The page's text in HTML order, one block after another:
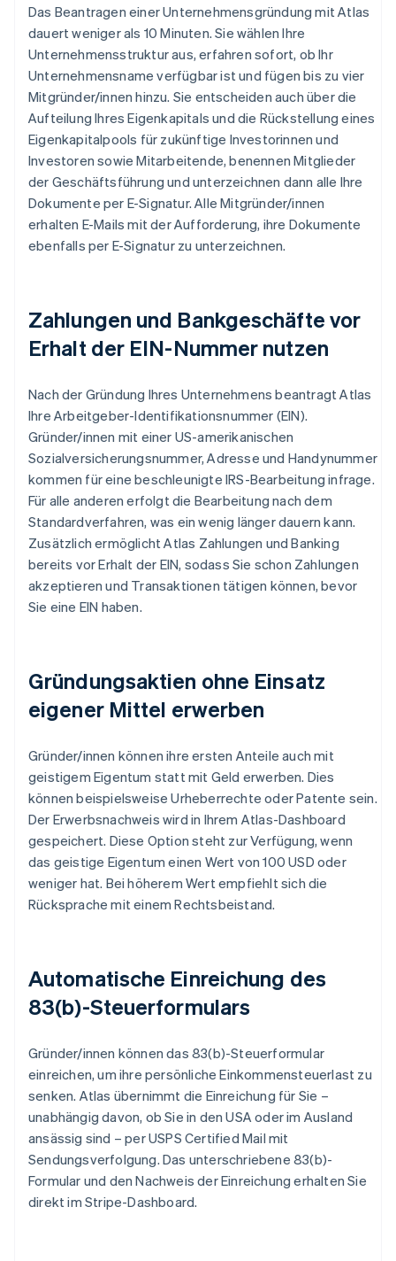
Das Beantragen einer Unternehmensgründung mit Atlas
dauert weniger als 10 Minuten. Sie wählen Ihre
Unternehmensstruktur aus, erfahren sofort, ob Ihr
Unternehmensname verfügbar ist und fügen bis zu vier
Mitgründer/innen hinzu. Sie entscheiden auch über die
Aufteilung Ihres Eigenkapitals und die Rückstellung eines
Eigenkapitalpools für zukünftige Investorinnen und
Investoren sowie Mitarbeitende, benennen Mitglieder
der Geschäftsführung und unterzeichnen dann alle Ihre
Dokumente per E-Signatur. Alle Mitgründer/innen
erhalten E-Mails mit der Aufforderung, ihre Dokumente
ebenfalls per E-Signatur zu unterzeichnen.
Zahlungen und Bankgeschäfte vor
Erhalt der EIN-Nummer nutzen
Nach der Gründung Ihres Unternehmens beantragt Atlas
Ihre Arbeitgeber-Identifikationsnummer (EIN).
Gründer/innen mit einer US-amerikanischen
Sozialversicherungsnummer, Adresse und Handynummer
kommen für eine beschleunigte IRS-Bearbeitung infrage.
Für alle anderen erfolgt die Bearbeitung nach dem
Standardverfahren, was ein wenig länger dauern kann.
Zusätzlich ermöglicht Atlas Zahlungen und Banking
bereits vor Erhalt der EIN, sodass Sie schon Zahlungen
akzeptieren und Transaktionen tätigen können, bevor
Sie eine EIN haben.
Gründungsaktien ohne Einsatz
eigener Mittel erwerben
Gründer/innen können ihre ersten Anteile auch mit
geistigem Eigentum statt mit Geld erwerben. Dies
können beispielsweise Urheberrechte oder Patente sein.
Der Erwerbsnachweis wird in Ihrem Atlas-Dashboard
gespeichert. Diese Option steht zur Verfügung, wenn
das geistige Eigentum einen Wert von 100 USD oder
weniger hat. Bei höherem Wert empfiehlt sich die
Rücksprache mit einem Rechtsbeistand.
Automatische Einreichung des
83(b)-Steuerformulars
Gründer/innen können das 83(b)-Steuerformular
einreichen, um ihre persönliche Einkommensteuerlast zu
senken. Atlas übernimmt die Einreichung für Sie –
unabhängig davon, ob Sie in den USA oder im Ausland
ansässig sind – per USPS Certified Mail mit
Sendungsverfolgung. Das unterschriebene 83(b)-
Formular und den Nachweis der Einreichung erhalten Sie
direkt im Stripe-Dashboard.